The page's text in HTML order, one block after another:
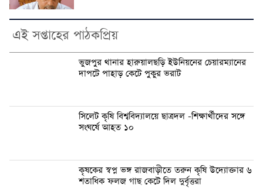
এই সপ্তাহের পাঠকপ্রিয়
ভুজপুর থানার হারুয়ালছড়ি ইউনিয়নের চেয়ারম্যানের
দাপটে পাহাড় কেটে পুকুর ভরাট
সিলেট কৃষি বিশ্ববিদ্যালয়ে ছাত্রদল -শিক্ষার্থীদের সঙ্গে
সংঘর্ষে আহত ১০
কৃষকের স্বপ্ন ভঙ্গ রাজবাড়ীতে তরুন কৃষি উদ্যোক্তার ৬
শতাধিক ফলজ গাছ কেটে দিল দুর্বৃত্তরা